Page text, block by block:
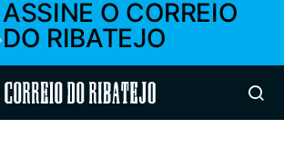
ASSINE O CORREIO
DO RIBATEJO
Correio do Ribatejo